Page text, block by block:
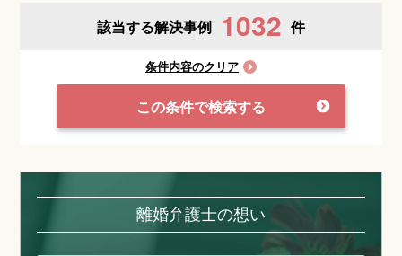
該当する解決事例 1032 件
条件内容のクリア
この条件で検索する
離婚弁護士の想い